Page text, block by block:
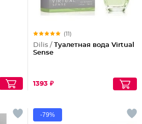
(11)
Dilis / Туалетная вода Virtual
Sense
1393 ₽
-79%